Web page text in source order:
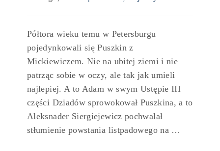
Półtora wieku temu w Petersburgu
pojedynkowali się Puszkin z
Mickiewiczem. Nie na ubitej ziemi i nie
patrząc sobie w oczy, ale tak jak umieli
najlepiej. A to Adam w swym Ustępie III
części Dziadów sprowokował Puszkina, a to
Aleksnader Siergiejewicz pochwalał
stłumienie powstania listpadowego na …